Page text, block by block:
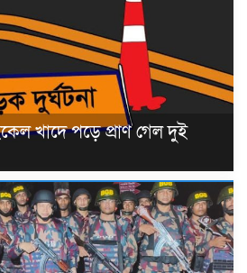
খাদে পড়ে প্রাণ গেল দুই